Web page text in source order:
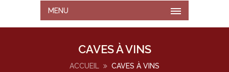
MENU
CAVES À VINS
ACCUEIL CAVES À VINS